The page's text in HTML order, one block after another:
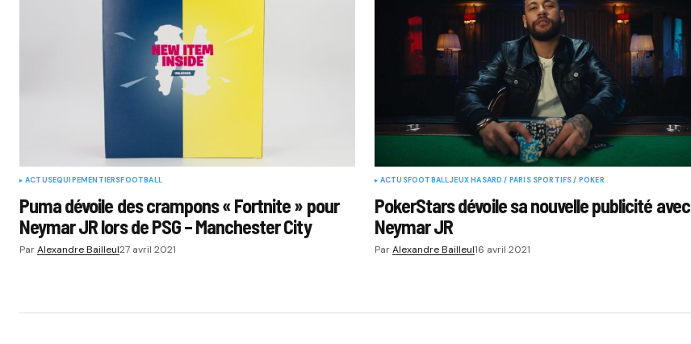
ACTUSEQUIPEMENTIERSFOOTBALL
Puma dévoile des crampons « Fortnite » pour
Neymar JR lors de PSG – Manchester City
ParAlexandre Bailleul27 avril 2021
ACTUSFOOTBALLJEUX HASARD / PARIS SPORTIFS / POKER
PokerStars dévoile sa nouvelle publicité avec
Neymar JR
ParAlexandre Bailleul16 avril 2021